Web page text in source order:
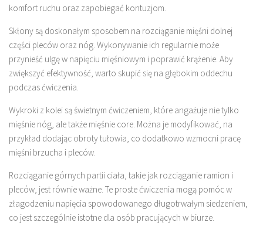
komfort ruchu oraz zapobiegać kontuzjom.
Skłony są doskonałym sposobem na rozciąganie mięśni dolnej
części pleców oraz nóg. Wykonywanie ich regularnie może
przynieść ulgę w napięciu mięśniowym i poprawić krążenie. Aby
zwiększyć efektywność, warto skupić się na głębokim oddechu
podczas ćwiczenia.
Wykroki z kolei są świetnym ćwiczeniem, które angażuje nie tylko
mięśnie nóg, ale także mięśnie core. Można je modyfikować, na
przykład dodając obroty tułowia, co dodatkowo wzmocni pracę
mięśni brzucha i pleców.
Rozciąganie górnych partii ciała, takie jak rozciąganie ramion i
pleców, jest równie ważne. Te proste ćwiczenia mogą pomóc w
złagodzeniu napięcia spowodowanego długotrwałym siedzeniem,
co jest szczególnie istotne dla osób pracujących w biurze.